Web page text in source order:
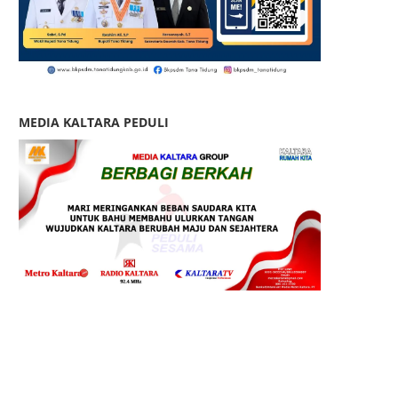
MEDIA KALTARA PEDULI